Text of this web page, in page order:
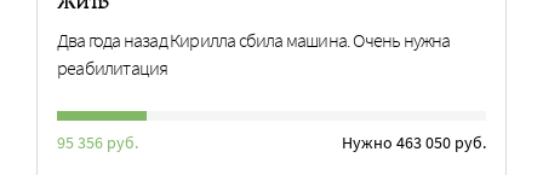
Два года назад Кирилла сбила машина. Очень нужна
реабилитация
95 356 руб. Нужно 463 050 руб.